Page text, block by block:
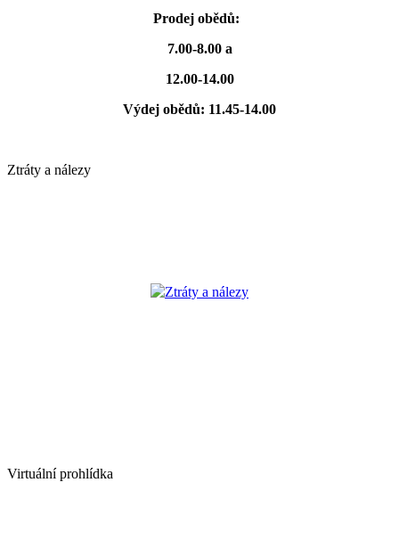
Prodej obědů:
7.00-8.00 a
12.00-14.00
Výdej obědů: 11.45-14.00
Ztráty a nálezy
Ztráty a nálezy
Virtuální prohlídka